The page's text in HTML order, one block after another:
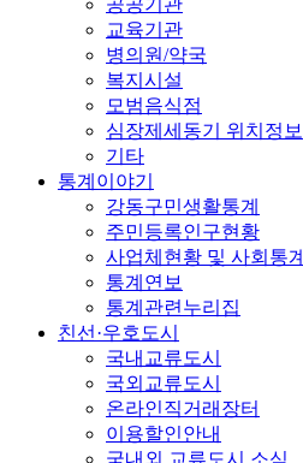
교육기관
병의원/약국
복지시설
모범음식점
심장제세동기 위치정보
기타
통계이야기
강동구민생활통계
주민등록인구현황
사업체현황 및 사회통계
통계연보
통계관련누리집
친선·우호도시
국내교류도시
국외교류도시
온라인직거래장터
이용할인안내
국내외 교류도시 소식